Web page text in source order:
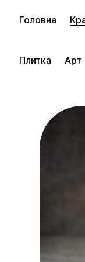
Головна
Плитка Арт
фільти